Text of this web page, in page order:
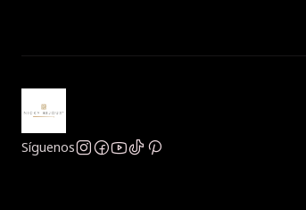
Síguenos